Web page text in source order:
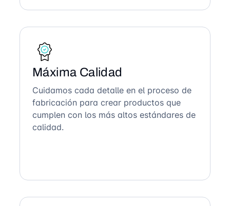
Máxima Calidad
Cuidamos cada detalle en el proceso de
fabricación para crear productos que
cumplen con los más altos estándares de
calidad.